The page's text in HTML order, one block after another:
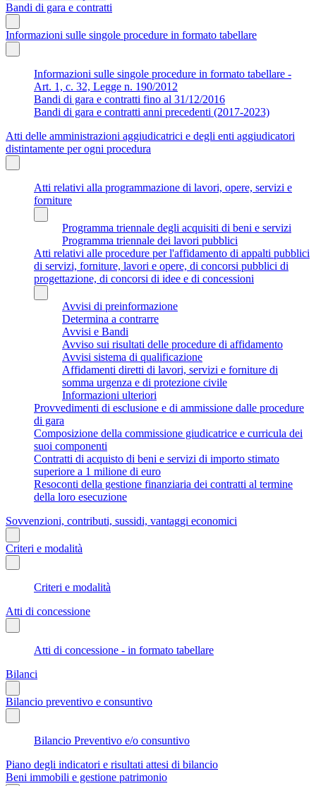
Bandi di gara e contratti
Informazioni sulle singole procedure in formato tabellare
Informazioni sulle singole procedure in formato tabellare -
Art. 1, c. 32, Legge n. 190/2012
Bandi di gara e contratti fino al 31/12/2016
Bandi di gara e contratti anni precedenti (2017-2023)
Atti delle amministrazioni aggiudicatrici e degli enti aggiudicatori
distintamente per ogni procedura
Atti relativi alla programmazione di lavori, opere, servizi e
forniture
Programma triennale degli acquisiti di beni e servizi
Programma triennale dei lavori pubblici
Atti relativi alle procedure per l'affidamento di appalti pubblici
di servizi, forniture, lavori e opere, di concorsi pubblici di
progettazione, di concorsi di idee e di concessioni
Avvisi di preinformazione
Determina a contrarre
Avvisi e Bandi
Avviso sui risultati delle procedure di affidamento
Avvisi sistema di qualificazione
Affidamenti diretti di lavori, servizi e forniture di
somma urgenza e di protezione civile
Informazioni ulteriori
Provvedimenti di esclusione e di ammissione dalle procedure
di gara
Composizione della commissione giudicatrice e curricula dei
suoi componenti
Contratti di acquisto di beni e servizi di importo stimato
superiore a 1 milione di euro
Resoconti della gestione finanziaria dei contratti al termine
della loro esecuzione
Sovvenzioni, contributi, sussidi, vantaggi economici
Criteri e modalità
Criteri e modalità
Atti di concessione
Atti di concessione - in formato tabellare
Bilanci
Bilancio preventivo e consuntivo
Bilancio Preventivo e/o consuntivo
Piano degli indicatori e risultati attesi di bilancio
Beni immobili e gestione patrimonio